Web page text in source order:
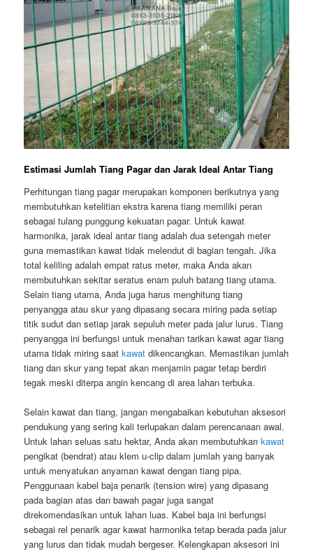
Estimasi Jumlah Tiang Pagar dan Jarak Ideal Antar Tiang
Perhitungan tiang pagar merupakan komponen berikutnya yang
membutuhkan ketelitian ekstra karena tiang memiliki peran
sebagai tulang punggung kekuatan pagar. Untuk kawat
harmonika, jarak ideal antar tiang adalah dua setengah meter
guna memastikan kawat tidak melendut di bagian tengah. Jika
total keliling adalah empat ratus meter, maka Anda akan
membutuhkan sekitar seratus enam puluh batang tiang utama.
Selain tiang utama, Anda juga harus menghitung tiang
penyangga atau skur yang dipasang secara miring pada setiap
titik sudut dan setiap jarak sepuluh meter pada jalur lurus. Tiang
penyangga ini berfungsi untuk menahan tarikan kawat agar tiang
utama tidak miring saatkawatdikencangkan. Memastikan jumlah
tiang dan skur yang tepat akan menjamin pagar tetap berdiri
tegak meski diterpa angin kencang di area lahan terbuka.
Selain kawat dan tiang, jangan mengabaikan kebutuhan aksesori
pendukung yang sering kali terlupakan dalam perencanaan awal.
Untuk lahan seluas satu hektar, Anda akan membutuhkankawat
pengikat (bendrat) atau klem u-clip dalam jumlah yang banyak
untuk menyatukan anyaman kawat dengan tiang pipa.
Penggunaan kabel baja penarik (tension wire) yang dipasang
pada bagian atas dan bawah pagar juga sangat
direkomendasikan untuk lahan luas. Kabel baja ini berfungsi
sebagai rel penarik agar kawat harmonika tetap berada pada jalur
yang lurus dan tidak mudah bergeser. Kelengkapan aksesori ini